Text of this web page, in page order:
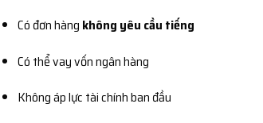
Có đơn hàng không yêu cầu tiếng
Có thể vay vốn ngân hàng
Không áp lực tài chính ban đầu